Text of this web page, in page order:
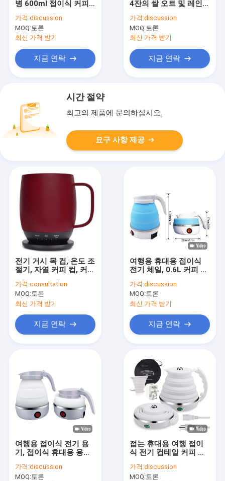
병 600ml 접이식 커피
가격:discussion
MOQ:토론
최신 가격 받기
지금 연락
4잔의 쌀 오트 및 레인
스틱, 사용하기 쉬운 자
동 미리 설정, 접시
가격:discussion
MOQ:토론
최신 가격 받기
지금 연락
시간 절약
최고의 제품에 문의하십시오.
요구 사항 제공
전기 거시 목 컵, 온도 조
절기, 자열 커피 컵, 커피
LCD 패널
가격:consultation
MOQ:토론
최신 가격 받기
지금 연락
여행용 휴대용 접이식
전기 체일, 0.6L 커피 차
물 보일러
가격:discussion
MOQ:토론
최신 가격 받기
지금 연락
여행용 접이식 전기 용
기, 접이식 휴대용 용기,
게 끓이는 차 커피
가격:discussion
MOQ:토론
접는 휴대용 여행 접이
식 전기 컵테일 커피 차
가격:discussion
MOQ:토론